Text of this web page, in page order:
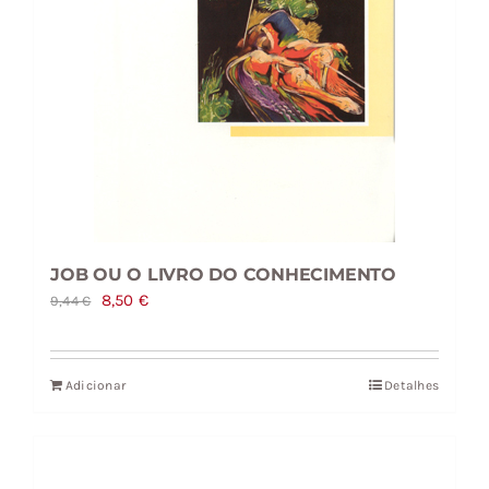
JOB OU O LIVRO DO CONHECIMENTO
9,44€
O
original
era:
8,50 €O
atual
Adicionar Detalhes